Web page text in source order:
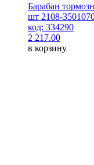
Барабан
шт 2108-
код: 334290
2 217.00
в корзину